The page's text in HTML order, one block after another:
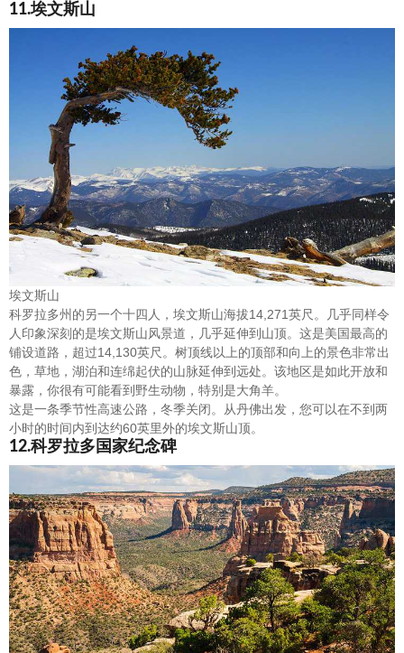
11.埃文斯山
埃文斯山
科罗拉多州的另一个十四人，埃文斯山海拔14,271英尺。几乎同样令
人印象深刻的是埃文斯山风景道，几乎延伸到山顶。这是美国最高的
铺设道路，超过14,130英尺。树顶线以上的顶部和向上的景色非常出
色，草地，湖泊和连绵起伏的山脉延伸到远处。该地区是如此开放和
暴露，你很有可能看到野生动物，特别是大角羊。
这是一条季节性高速公路，冬季关闭。从丹佛出发，您可以在不到两
小时的时间内到达约60英里外的埃文斯山顶。
12.科罗拉多国家纪念碑